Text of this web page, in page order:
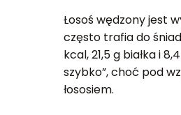
Łosoś wędzony jest
często trafia do
kcal, 21,5 g białka i
szybko”, choć pod
łososiem.